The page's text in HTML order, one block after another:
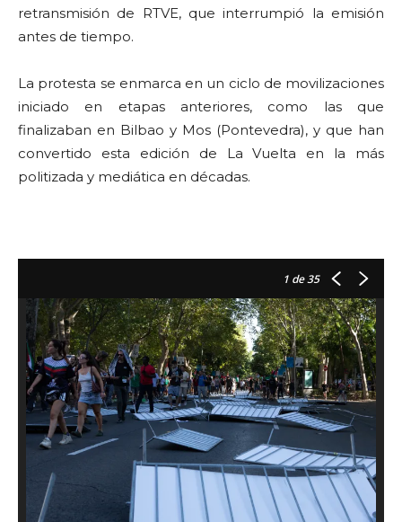
retransmisión de RTVE, que interrumpió la emisión
antes de tiempo.
La protesta se enmarca en un ciclo de movilizaciones
iniciado en etapas anteriores, como las que
finalizaban en Bilbao y Mos (Pontevedra), y que han
convertido esta edición de La Vuelta en la más
politizada y mediática en décadas.
1 de 35